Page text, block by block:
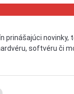
prinášajúci novinky,
softvéru či